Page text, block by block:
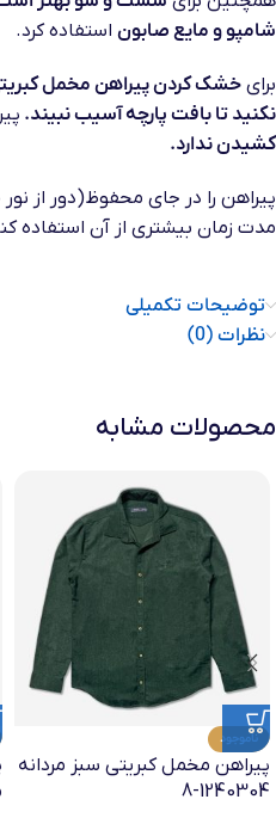
شامپو و مایع صابون استفاده کرد.
برای خشک کردن پیراهن مخمل
نکنید تا بافت پارچه آسیب نبیند.
کشیدن ندارد.
پیراهن را در جای محفوظ(دور از
مدت زمان بیشتری از آن استفاده
توضیحات تکمیلی
نظرات (0)
محصولات مشابه
ناموجود
پیراهن مخمل کبریتی سبز مردانه
1240304-8